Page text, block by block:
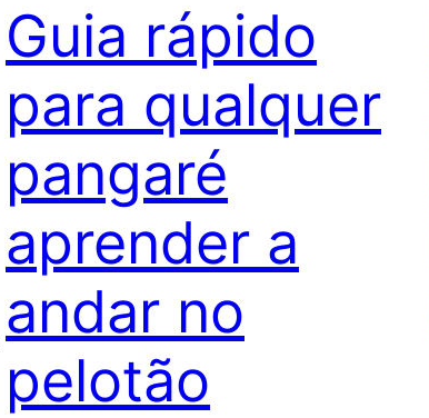
Guia rápido
para qualquer
pangaré
aprender a
andar no
pelotão